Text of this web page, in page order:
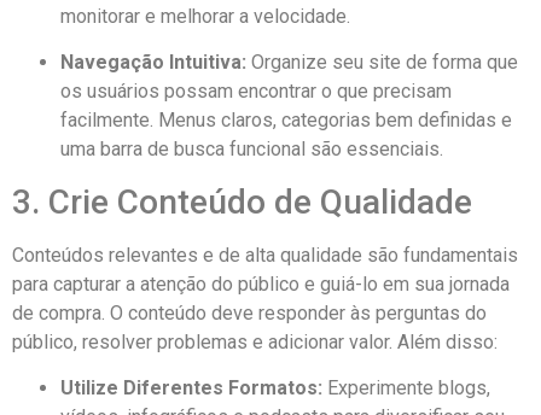
monitorar e melhorar a velocidade.
Navegação Intuitiva: Organize seu site de forma que
os usuários possam encontrar o que precisam
facilmente. Menus claros, categorias bem definidas e
uma barra de busca funcional são essenciais.
3. Crie Conteúdo de Qualidade
Conteúdos relevantes e de alta qualidade são fundamentais
para capturar a atenção do público e guiá-lo em sua jornada
de compra. O conteúdo deve responder às perguntas do
público, resolver problemas e adicionar valor. Além disso:
Utilize Diferentes Formatos: Experimente blogs,